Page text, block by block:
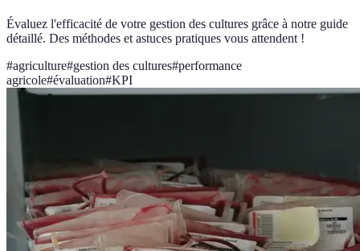
Évaluez l'efficacité de votre gestion des cultures grâce à notre guide
détaillé. Des méthodes et astuces pratiques vous attendent !
#agriculture#gestion des cultures#performance
agricole#évaluation#KPI